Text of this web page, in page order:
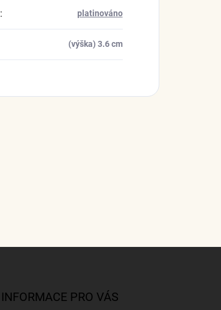
: platinováno
(výška) 3.6 cm
INFORMACE PRO VÁS